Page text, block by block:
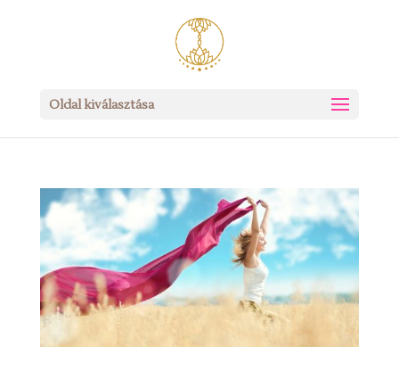
Oldal kiválasztása